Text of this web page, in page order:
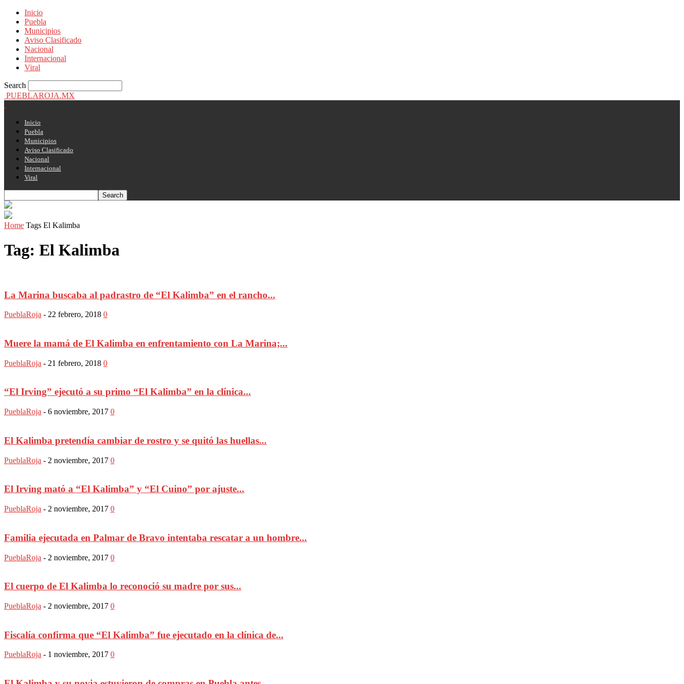
Inicio
Puebla
Municipios
Aviso Clasificado
Nacional
Internacional
Viral
Search
PUEBLAROJA.MX
Inicio
Puebla
Municipios
Aviso Clasificado
Nacional
Internacional
Viral
Home Tags El Kalimba
Tag: El Kalimba
La Marina buscaba al padrastro de “El Kalimba” en el rancho...
PueblaRoja - 22 febrero, 2018 0
Muere la mamá de El Kalimba en enfrentamiento con La Marina;...
PueblaRoja - 21 febrero, 2018 0
“El Irving” ejecutó a su primo “El Kalimba” en la clínica...
PueblaRoja - 6 noviembre, 2017 0
El Kalimba pretendía cambiar de rostro y se quitó las huellas...
PueblaRoja - 2 noviembre, 2017 0
El Irving mató a “El Kalimba” y “El Cuino” por ajuste...
PueblaRoja - 2 noviembre, 2017 0
Familia ejecutada en Palmar de Bravo intentaba rescatar a un hombre...
PueblaRoja - 2 noviembre, 2017 0
El cuerpo de El Kalimba lo reconoció su madre por sus...
PueblaRoja - 2 noviembre, 2017 0
Fiscalía confirma que “El Kalimba” fue ejecutado en la clínica de...
PueblaRoja - 1 noviembre, 2017 0